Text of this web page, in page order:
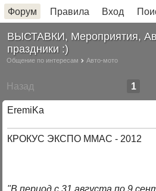
Форум Правила Вход
ВЫСТАВКИ, Мероприятия,
праздники :)
Общение по интересам Авто-мото
Назад 1
EremiKa
КРОКУС ЭКСПО ММАС - 2012
"В период с 31 августа по 9